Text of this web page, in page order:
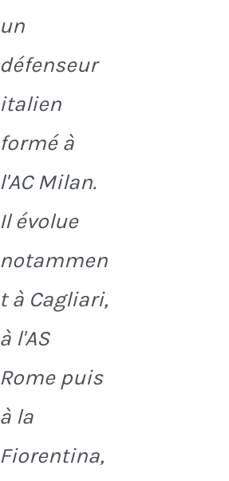
un
défenseur
italien
formé à
l'AC Milan.
Il évolue
notammen
t à Cagliari,
à l'AS
Rome puis
à la
Fiorentina,